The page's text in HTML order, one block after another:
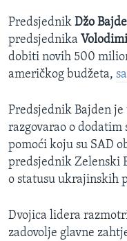
Predsjednik Džo
predsjednika
dobiti novih 500
američkog budžeta,
Predsjednik Bajden
razgovarao o
pomoći koju su SAD
predsjednik Zelenski
o statusu ukrajinskih
Dvojica lidera
zadovolje glavne